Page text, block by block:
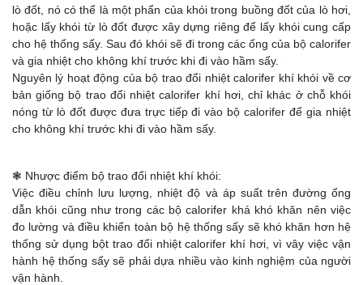
lò đốt, nó có thể là một phẩn của khói trong buồng đốt của lò hơi,
hoặc lấy khói từ lò đốt được xây dựng riêng để lấy khói cung cấp
cho hệ thống sấy. Sau đó khói sẽ đi trong các ống của bộ calorifer
và gia nhiệt cho không khí trước khi đi vào hầm sấy.
Nguyên lý hoạt động của bộ trao đổi nhiệt calorifer khí khói về cơ
bản giống bộ trao đổi nhiệt calorifer khí hơi, chỉ khác ở chỗ khói
nóng từ lò đốt được đưa trực tiếp đi vào bộ calorifer để gia nhiệt
cho không khí trước khi đi vào hầm sấy.
❃ Nhược điểm bộ trao đổi nhiệt khí khói:
Việc điều chỉnh lưu lượng, nhiệt độ và áp suất trên đường ống
dẫn khói cũng như trong các bộ calorifer khá khó khăn nên việc
đo lường và điều khiển toàn bộ hệ thống sấy sẽ khó khăn hơn hệ
thống sử dụng bột trao đổi nhiệt calorifer khí hơi, vì vây việc vận
hành hệ thống sấy sẽ phải dựa nhiều vào kinh nghiệm của người
vận hành.